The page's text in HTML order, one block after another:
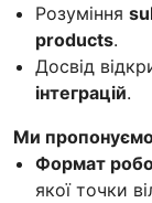
Розуміння
products.
Досвід
інтеграцій.
Ми
Формат
якої точки